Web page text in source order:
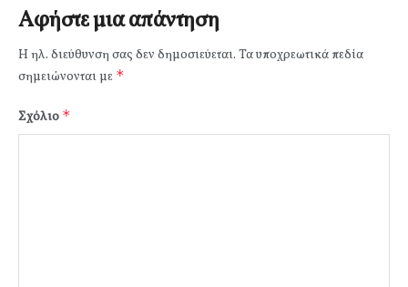
Αφήστε μια απάντηση
Η ηλ. διεύθυνση σας δεν δημοσιεύεται. Τα υποχρεωτικά πεδία
σημειώνονται με *
Σχόλιο *